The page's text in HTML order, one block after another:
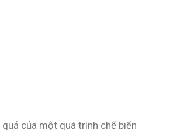
của một quá trình chế biến